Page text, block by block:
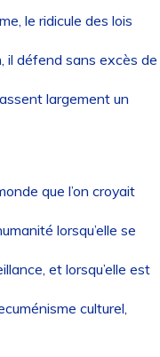
le ridicule des lois
il défend sans excès de
largement un
que l’on croyait
lorsqu’elle se
et lorsqu’elle est
culturel,